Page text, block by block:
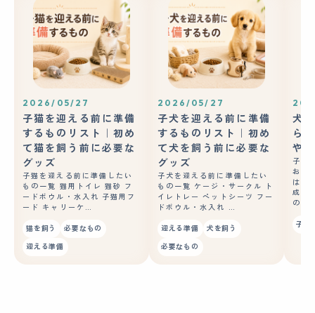
2026/05/27
子猫を迎える前に準備
するものリスト｜初め
て猫を飼う前に必要な
グッズ
子猫を迎える前に準備したい
もの一覧 猫用トイレ 猫砂 フ
ードボウル・水入れ 子猫用フ
ード キャリーケ…
猫を飼う
必要なもの
迎える準備
2026/05/27
子犬を迎える前に準備
するものリスト｜初め
て犬を飼う前に必要な
グッズ
子犬を迎える前に準備したい
もの一覧 ケージ・サークル ト
イレトレー ペットシーツ フー
ドボウル・水入れ …
迎える準備
犬を飼う
必要なもの
犬
ら
や
子犬
おや
はあ
成長
の良
子犬